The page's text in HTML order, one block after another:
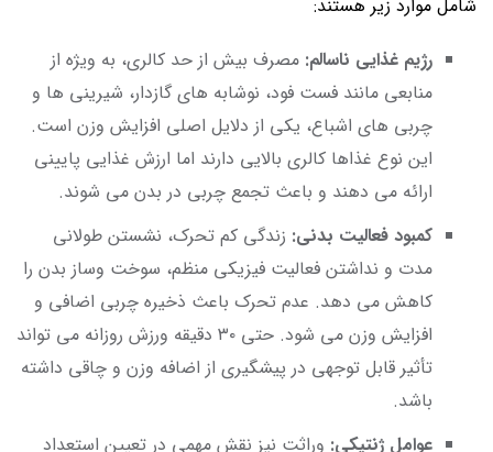
شامل موارد زیر هستند:
رژیم غذایی ناسالم: مصرف بیش از حد کالری، به ویژه از
منابعی مانند فست فود، نوشابه های گازدار، شیرینی ها و
چربی های اشباع، یکی از دلایل اصلی افزایش وزن است.
این نوع غذاها کالری بالایی دارند اما ارزش غذایی پایینی
ارائه می دهند و باعث تجمع چربی در بدن می شوند.
کمبود فعالیت بدنی: زندگی کم تحرک، نشستن طولانی
مدت و نداشتن فعالیت فیزیکی منظم، سوخت وساز بدن را
کاهش می دهد. عدم تحرک باعث ذخیره چربی اضافی و
افزایش وزن می شود. حتی ۳۰ دقیقه ورزش روزانه می تواند
تأثیر قابل توجهی در پیشگیری از اضافه وزن و چاقی داشته
باشد.
عوامل ژنتیکی: وراثت نیز نقش مهمی در تعیین استعداد